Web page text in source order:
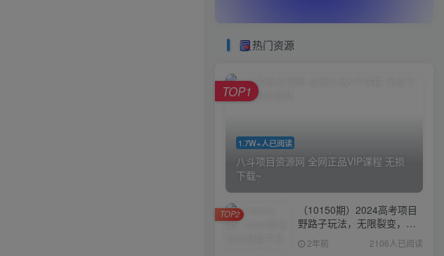
热门资源
1.7W+人已阅读
八斗项目资源网 全网正品VIP课程 无损
下载~
TOP1
（10150期）2024高考项目
野路子玩法，无限裂变，最
高一天1W＋！
2年前 2106人已阅读
TOP2